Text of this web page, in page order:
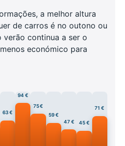
a melhor altura
de carros é no outono ou
verão continua a ser o
económico para
63 €
94 €
75 €
59 €
47 € 45 €
71 €